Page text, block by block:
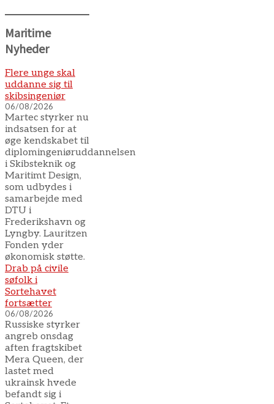
Maritime
Nyheder
Flere unge skal
uddanne sig til
skibsingeniør
06/08/2026
Martec styrker nu
indsatsen for at
øge kendskabet til
diplomingeniøruddannelsen
i Skibsteknik og
Maritimt Design,
som udbydes i
samarbejde med
DTU i
Frederikshavn og
Lyngby. Lauritzen
Fonden yder
økonomisk støtte.
Drab på civile
søfolk i
Sortehavet
fortsætter
06/08/2026
Russiske styrker
angreb onsdag
aften fragtskibet
Mera Queen, der
lastet med
ukrainsk hvede
befandt sig i